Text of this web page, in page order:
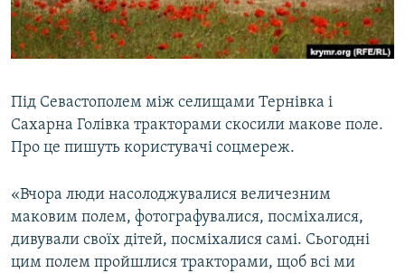
ВІДЕОУРОКИ «ELIFBE»
СВІДЧЕННЯ ОКУПАЦІЇ
Русский
Qırımtatar
ДОЛУЧАЙСЯ!
Усі сайти RFE/RL
Під Севастополем між селищами Тернівка і
Сахарна Голівка тракторами скосили макове поле.
Про це пишуть користувачі соцмереж.
«Вчора люди насолоджувалися величезним
маковим полем, фотографувалися, посміхалися,
дивували своїх дітей, посміхалися самі. Сьогодні
цим полем пройшлися тракторами, щоб всі ми